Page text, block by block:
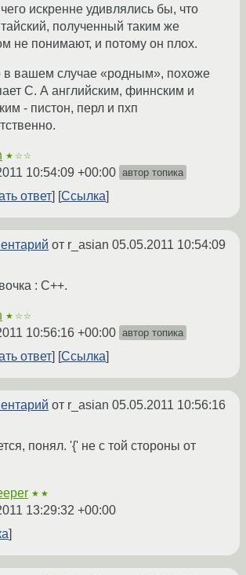
искренне удивлялись бы, что
полученный таким же
не понимают, и потому он плох.
в вашем случае «родным», похоже
С. А английским, финнским и
- пистон, перл и пхп
★☆☆
10:54:09 +00:00 автор топика
ответ Ссылка
от r_asian 05.05.2011 10:54:09
: C++.
★☆☆
10:56:16 +00:00 автор топика
ответ Ссылка
от r_asian 05.05.2011 10:56:16
понял. '{' не с той стороны от
★★
13:29:32 +00:00